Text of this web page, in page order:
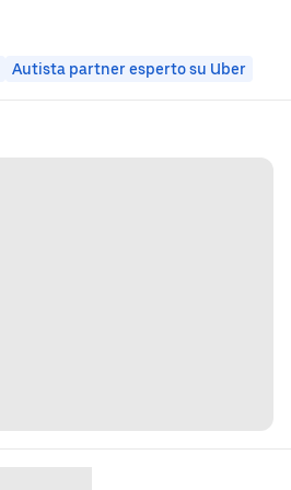
Autista partner esperto su Uber